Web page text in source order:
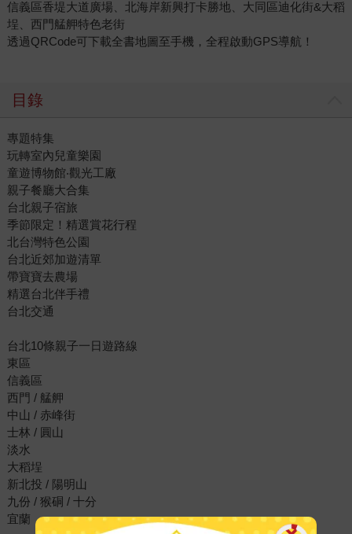
信義區香堤大道廣場、北海岸新興打卡勝地、大同區迪化街&大稻
埕、西門艋舺特色老街
透過QRCode可下載全書地圖至手機，全程啟動GPS導航！
目錄
專題特集
玩轉室內兒童樂園
童遊博物館‧觀光工廠
親子餐廳大合集
台北親子宿旅
季節限定！精選賞花行程
北台灣特色公園
台北近郊加遊清單
帶寶寶去農場
精選台北伴手禮
台北交通
台北10條親子一日遊路線
東區
信義區
西門 / 艋舺
中山 / 赤峰街
士林 / 圓山
淡水
大稻埕
新北投 / 陽明山
九份 / 猴硐 / 十分
宜蘭